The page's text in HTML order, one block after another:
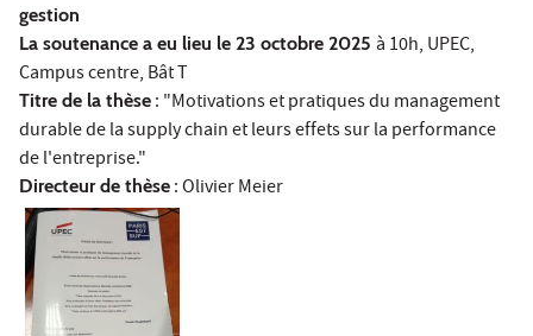
gestion
La soutenance a eu lieu le 23 octobre 2025 à 10h, UPEC,
Campus centre, Bât T
Titre de la thèse : "Motivations et pratiques du management
durable de la supply chain et leurs effets sur la performance
de l'entreprise."
Directeur de thèse : Olivier Meier